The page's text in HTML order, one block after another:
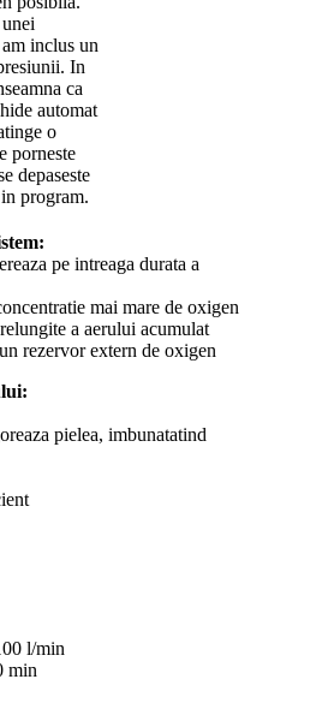
inclus un
In
ca
automat
o
porneste
depaseste
program.
pe intreaga durata a
mai mare de oxigen
a aerului acumulat
rezervor extern de oxigen
pielea, imbunatatind
l/min
min